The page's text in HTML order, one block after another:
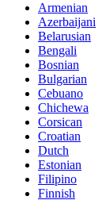
Armenian
Azerbaijani
Belarusian
Bengali
Bosnian
Bulgarian
Cebuano
Chichewa
Corsican
Croatian
Dutch
Estonian
Filipino
Finnish